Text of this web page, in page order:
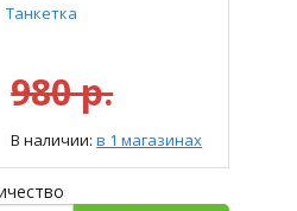
Танкетка
980 р.
В наличии:в 1 магазинах